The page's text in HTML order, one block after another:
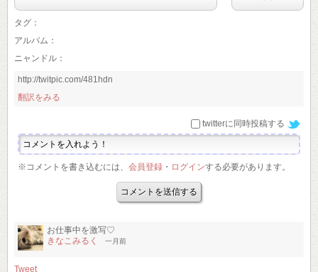
タグ：
アルバム：
ニャンドル：
http://twitpic.com/481hdn
翻訳をみる
twitterに同時投稿する
※コメントを書き込むには、 会員登録 ・ ログインする必要があります。
お仕事中を激写♡
きなこみるく
一月前
Tweet